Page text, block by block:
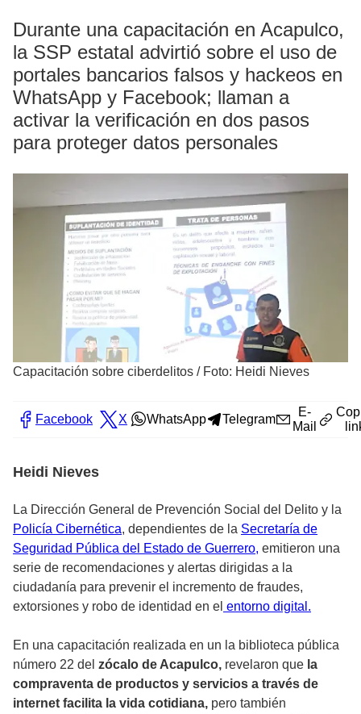
Durante una capacitación en Acapulco,
la SSP estatal advirtió sobre el uso de
portales bancarios falsos y hackeos en
WhatsApp y Facebook; llaman a
activar la verificación en dos pasos
para proteger datos personales
Capacitación sobre ciberdelitos / Foto: Heidi Nieves
Facebook X WhatsApp Telegram
E-
Mail
Heidi Nieves
La Dirección General de Prevención Social del Delito y la
Policía Cibernética, dependientes de la Secretaría de
Seguridad Pública del Estado de Guerrero, emitieron una
serie de recomendaciones y alertas dirigidas a la
ciudadanía para prevenir el incremento de fraudes,
extorsiones y robo de identidad en el entorno digital.
En una capacitación realizada en un la biblioteca pública
número 22 del zócalo de Acapulco, revelaron que la
compraventa de productos y servicios a través de
internet facilita la vida cotidiana, pero también